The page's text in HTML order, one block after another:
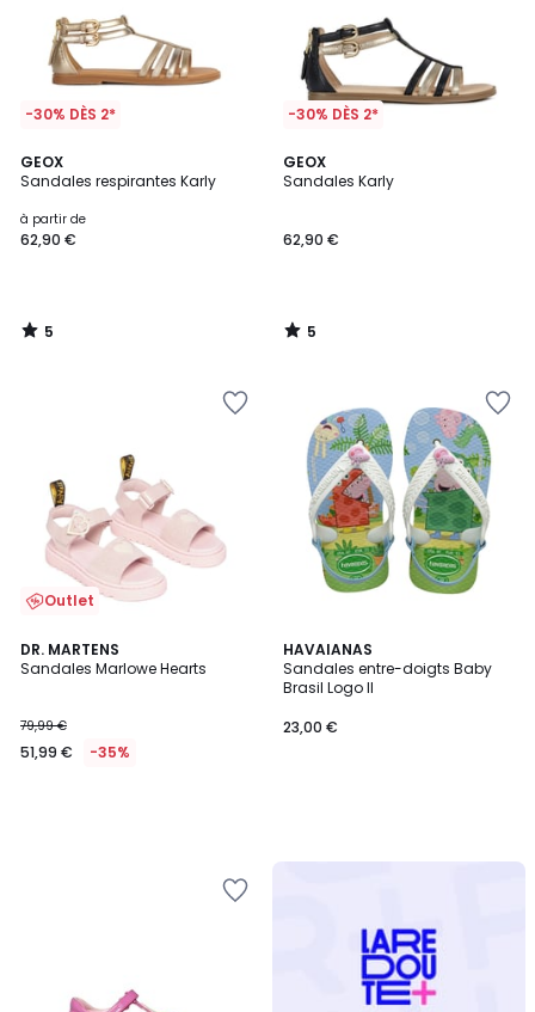
-30% DÈS 2*
GEOX
Sandales respirantes Karly
à partir de
62,90 €
5
/
5
/
-30% DÈS 2*
GEOX
Sandales Karly
62,90 €
5
/
5
/
Outlet
DR. MARTENS
Sandales Marlowe Hearts
79,99 €
51,99 € -35%
HAVAIANAS
Sandales entre-doigts Baby
Brasil Logo II
23,00 €